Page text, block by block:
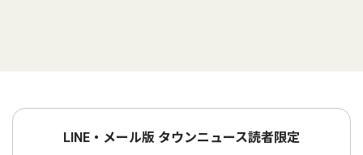
LINE・メール版 タウンニュース読者限定